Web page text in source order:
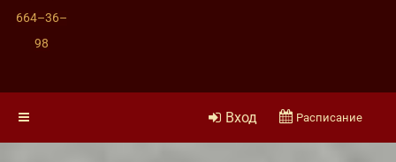
664–36–
98
Вход Расписание